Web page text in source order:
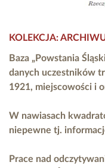
KOLEKCJA:
Baza „Powstania
danych uczestników
1921, miejscowości i
W nawiasach
niepewne tj.
Prace nad